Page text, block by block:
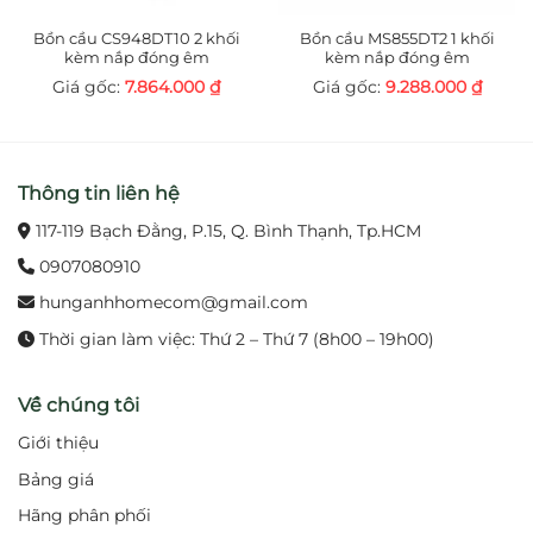
Kích thước bồn cầu vừa phải, phù hợp với nhiều
không gian phòng tắm, từ những căn hộ chung cư
gian phòng tắm hài hòa và tinh tế.
Bồn cầu CS948DT10 2 khối
kèm nắp đóng êm
7.864.000 ₫
Bồn cầu MS855DT2 1 khối
kèm nắp đóng êm
9.288.000 ₫
Thông tin liên hệ
117-119 Bạch Đằng, P.15, Q. Bình Thạnh, Tp.HCM
0907080910
hunganhhomecom@gmail.com
Thời gian làm việc: Thứ 2 – Thứ 7 (8h00 – 19h00)
Về chúng tôi
Giới thiệu
Bảng giá
Hãng phân phối